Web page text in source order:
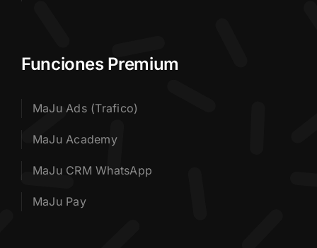
Funciones Premium
MaJu Ads (Trafico)
MaJu Academy
MaJu CRM WhatsApp
MaJu Pay